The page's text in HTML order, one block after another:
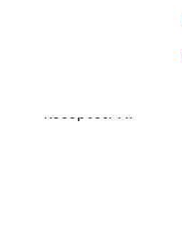
Récepteur AV